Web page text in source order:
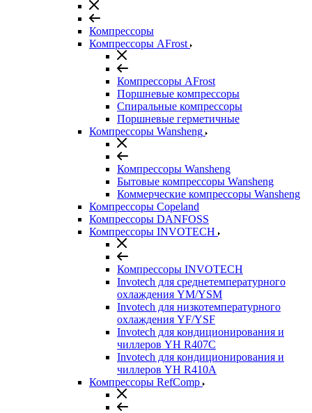
Компрессоры
Компрессоры AFrost
Компрессоры AFrost
Поршневые компрессоры
Спиральные компрессоры
Поршневые герметичные
Компрессоры Wansheng
Компрессоры Wansheng
Бытовые компрессоры Wansheng
Коммерческие компрессоры Wansheng
Компрессоры Copeland
Компрессоры DANFOSS
Компрессоры INVOTECH
Компрессоры INVOTECH
Invotech для среднетемпературного
охлаждения YM/YSM
Invotech для низкотемпературного
охлаждения YF/YSF
Invotech для кондиционирования и
чиллеров YH R407C
Invotech для кондиционирования и
чиллеров YH R410A
Компрессоры RefComp